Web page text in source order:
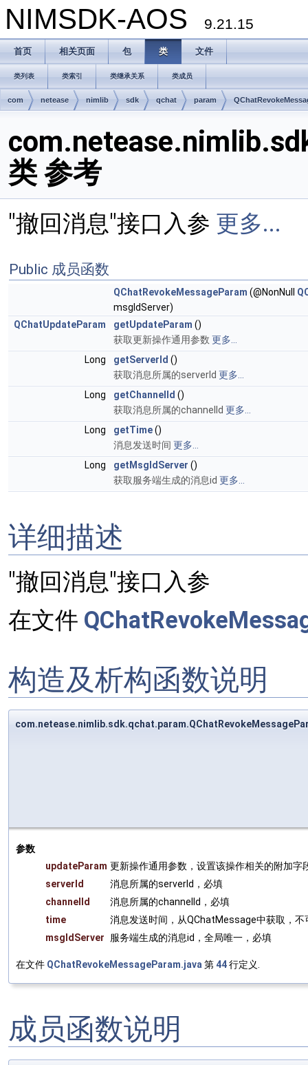
NIMSDK-AOS 9.21.15
首页 相关页面 包 类 文件
类列表 类索引 类继承关系 类成员
com netease nimlib sdk qchat param
类 参考
"撤回消息"接口入参 更多...
Public 成员函数
QChatRevokeMessageParam (@NonNull
msgIdServer)
QChatUpdateParam
getUpdateParam ()
获取更新操作通用参数 更多...
Long
getServerId ()
获取消息所属的serverId 更多...
Long
getChannelId ()
获取消息所属的channelId 更多...
Long
getTime()
消息发送时间 更多...
Long
getMsgIdServer ()
获取服务端生成的消息id 更多...
详细描述
"撤回消息"接口入参
在文件
构造及析构函数说明
参数
updateParam 更新操作通用参数，设置该操作相关的附加
serverId
消息所属的serverId，必填
channelId
消息所属的channelId，必填
time
消息发送时间，从QChatMessage中获取，不
msgIdServer
服务端生成的消息id，全局唯一，必填
在文件 QChatRevokeMessageParam.java第 44行定义.
成员函数说明